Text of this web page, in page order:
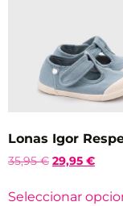
Lonas Igor
35,95€ 29,95 €
Seleccionar